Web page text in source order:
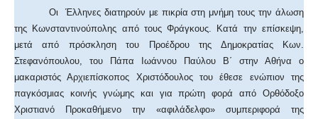
Οι Έλληνες διατηρούν με πικρία στη μνήμη τους την άλωση
της Κωνσταντινούπολης από τους Φράγκους. Κατά την επίσκεψη,
μετά από πρόσκληση του Προέδρου της Δημοκρατίας Κων.
Στεφανόπουλου, του Πάπα Ιωάννου Παύλου Β΄ στην Αθήνα ο
μακαριστός Αρχιεπίσκοπος Χριστόδουλος του έθεσε ενώπιον της
παγκόσμιας κοινής γνώμης και για πρώτη φορά από Ορθόδοξο
Χριστιανό Προκαθήμενο την «αφιλάδελφο» συμπεριφορά της